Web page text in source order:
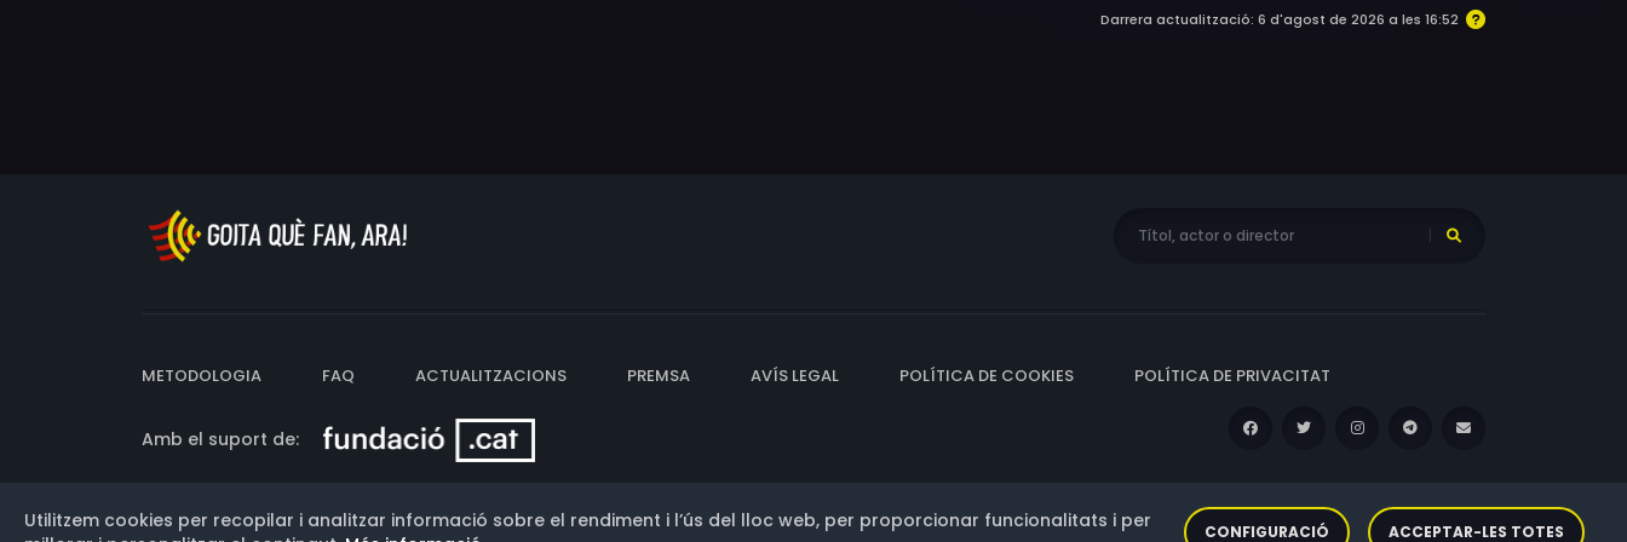
Darrera actualització: 6 d'agost de 2026 a les 16:52
METODOLOGIA FAQ ACTUALITZACIONS PREMSA AVÍS LEGAL POLÍTICA DE COOKIES POLÍTICA DE PRIVACITAT
Amb el suport de:
Versió: 3.13.0.202607011342
Utilitzem cookies per recopilar i analitzar informació sobre el rendiment i l’ús del lloc web, per proporcionar funcionalitats i per
CONFIGURACIÓ ACCEPTAR-LES TOTES